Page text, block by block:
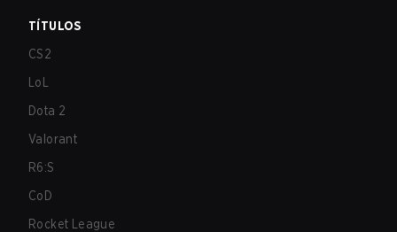
TÍTULOS
CS2
LoL
Dota 2
Valorant
R6:S
CoD
Rocket League